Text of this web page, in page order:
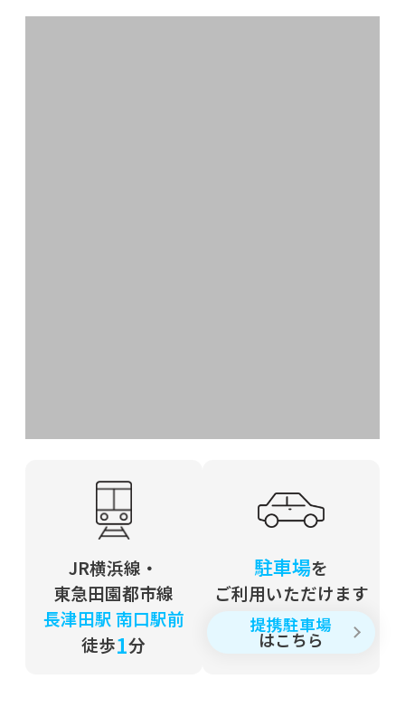
2021年09月10日
夏の東北探訪記
コロナウィルスと世界
2020年05月13日
医師会副会長就任
JR横浜線・
東急田園都市線
長津田駅 南口駅前
徒歩1分
駐車場を
ご利用いただけます
提携駐車場
はこちら